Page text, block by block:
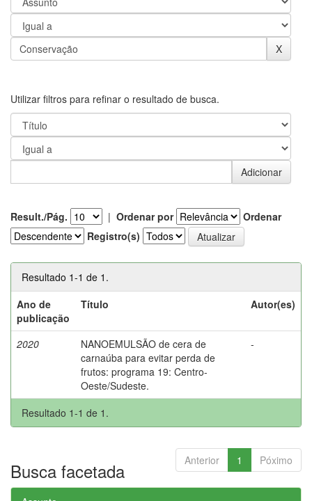
Utilizar filtros para refinar o resultado de busca.
Result./Pág. | Ordenar por
Ordenar
Registro(s)
Resultado 1-1 de 1.
Ano de
publicação
Título Autor(es)
2020
NANOEMULSÃO de cera de
carnaúba para evitar perda de
frutos: programa 19: Centro-
Oeste/Sudeste.
-
Resultado 1-1 de 1.
Anterior 1 Póximo
Busca facetada